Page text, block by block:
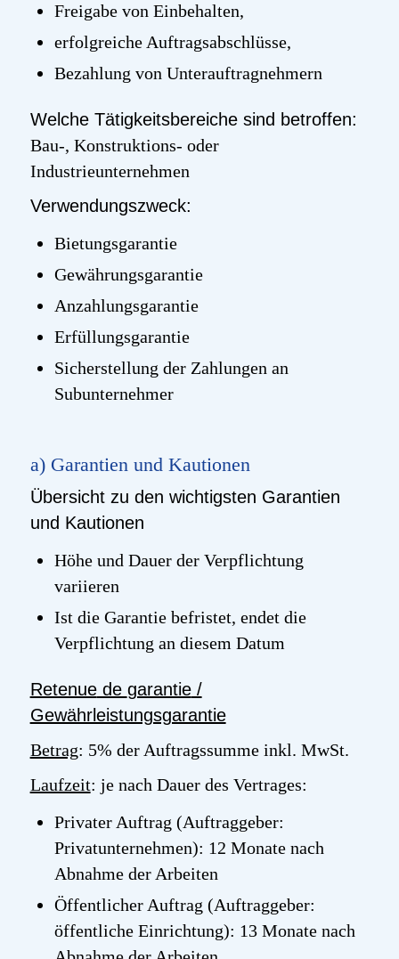
Freigabe von Einbehalten,
erfolgreiche Auftragsabschlüsse,
Bezahlung von Unterauftragnehmern
Welche Tätigkeitsbereiche sind betroffen:
Bau-, Konstruktions- oder
Industrieunternehmen
Verwendungszweck:
Bietungsgarantie
Gewährungsgarantie
Anzahlungsgarantie
Erfüllungsgarantie
Sicherstellung der Zahlungen an
Subunternehmer
a) Garantien und Kautionen
Übersicht zu den wichtigsten Garantien
und Kautionen
Höhe und Dauer der Verpflichtung
variieren
Ist die Garantie befristet, endet die
Verpflichtung an diesem Datum
Retenuede garantie/
Gewährleistungsgarantie
Betrag: 5% der Auftragssumme inkl. MwSt.
Laufzeit: je nach Dauer des Vertrages:
Privater Auftrag (Auftraggeber:
Privatunternehmen): 12 Monate nach
Abnahme der Arbeiten
Öffentlicher Auftrag (Auftraggeber:
öffentliche Einrichtung): 13 Monate nach